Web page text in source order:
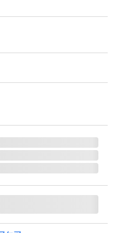
ジング くすみ
無香料